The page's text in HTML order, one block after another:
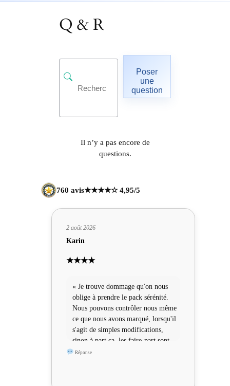
Q & R
Poser
une
question
Il n’y a pas encore de
questions.
760 avis★★★★☆ 4,95/5
2 août 2026
Karin
★★★★
« Je trouve dommage qu'on nous
oblige à prendre le pack sérénité.
Nous pouvons contrôler nous même
ce que nous avons marqué, lorsqu'il
s'agit de simples modifications,
sinon à part ça, les faire-part sont
sympas »
Réponse